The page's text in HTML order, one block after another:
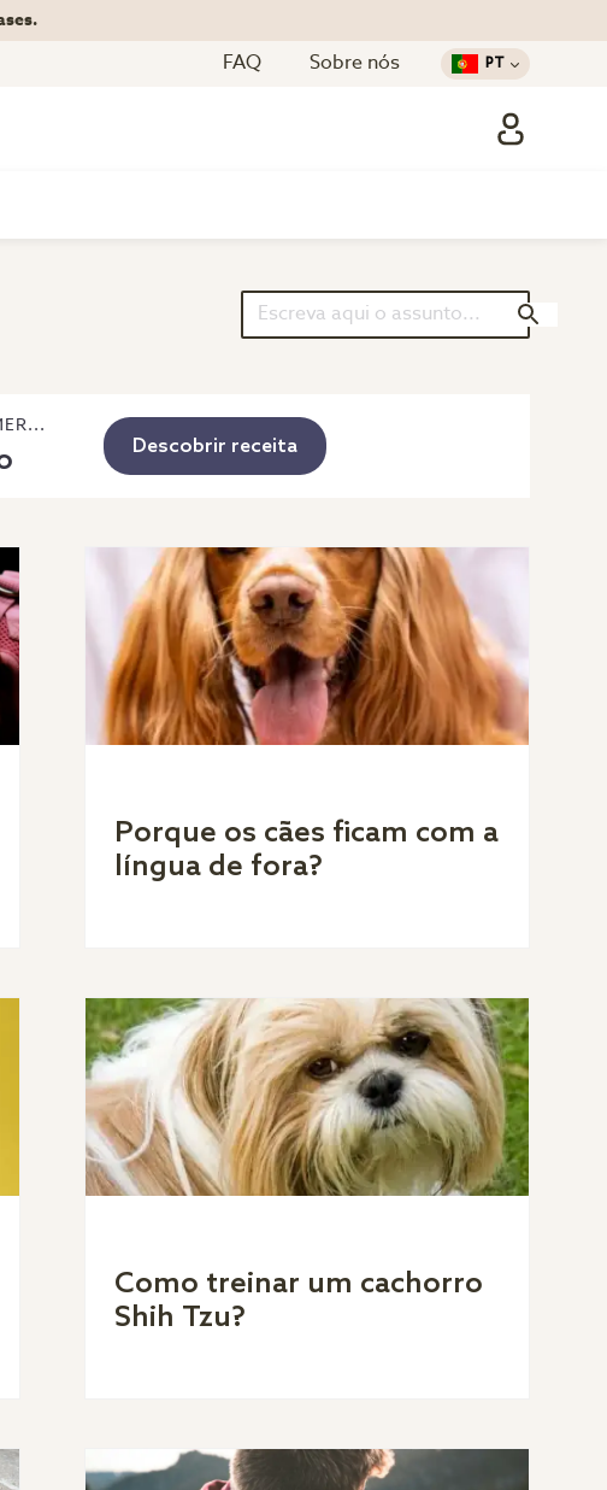
FAQ Sobre nós PT
Descobrir receita
Porque os cães ficam com a
língua de fora?
Como treinar um cachorro
Shih Tzu?